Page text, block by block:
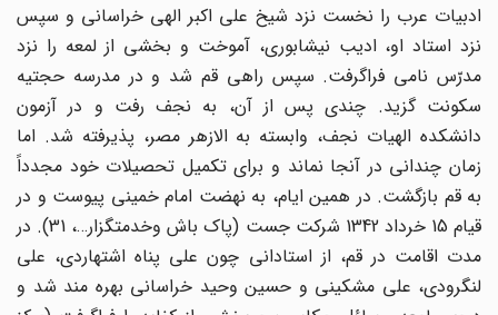
ادبیات عرب را نخست نزد شیخ علی اکبر الهی خراسانی و سپس
نزد استاد او، ادیب نیشابوری، آموخت و بخشی از لمعه را نزد
مدرّس نامی فراگرفت. سپس راهی قم شد و در مدرسه حجتیه
سکونت گزید. چندی پس از آن، به نجف رفت و در آزمون
دانشکده الهیات نجف، وابسته به الازهر مصر، پذیرفته شد. اما
زمان چندانی در آنجا نماند و برای تکمیل تحصیلات خود مجدداً
به قم بازگشت. در همین ایام، به نهضت امام خمینی پیوست و در
قیام 15 خرداد 1342 شرکت جست (پاک باش وخدمتگزار…، 31). در
مدت اقامت در قم، از استادانی چون علی پناه اشتهاردی، علی
لنگرودی، علی مشکینی و حسین وحید خراسانی بهره مند شد و